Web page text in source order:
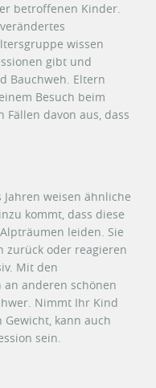
betroffenen Kinder.
wissen
gibt und
Bauchweh. Eltern
Besuch beim
Fällen davon aus, dass
weisen ähnliche
kommt, dass diese
leiden. Sie
zurück oder reagieren
Mit den
anderen schönen
Nimmt Ihr Kind
kann auch
sein.